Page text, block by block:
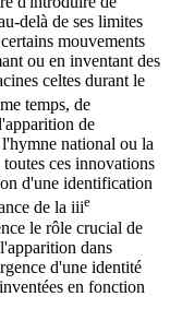
delà de ses limites
mouvements
ou en inventant des
celtes durant le
temps, de
de
national ou la
ces innovations
d'une identification
de la iiie
le rôle crucial de
dans
d'une identité
en fonction